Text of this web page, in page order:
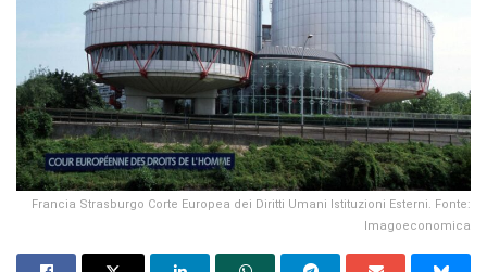
Francia Strasburgo Corte Europea dei Diritti Umani Istituzioni Esterni. Fonte:
Imagoeconomica